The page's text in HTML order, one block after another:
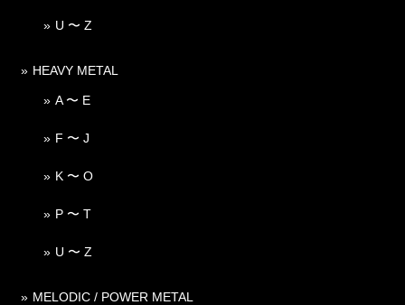
U 〜 Z
HEAVY METAL
A 〜 E
F 〜 J
K 〜 O
P 〜 T
U 〜 Z
MELODIC / POWER METAL